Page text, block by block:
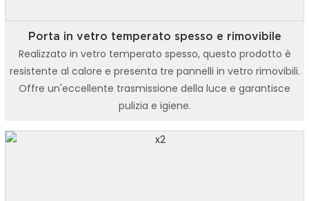
Porta in vetro temperato spesso e rimovibile
Realizzato in vetro temperato spesso, questo prodotto è
resistente al calore e presenta tre pannelli in vetro rimovibili.
Offre un'eccellente trasmissione della luce e garantisce
pulizia e igiene.